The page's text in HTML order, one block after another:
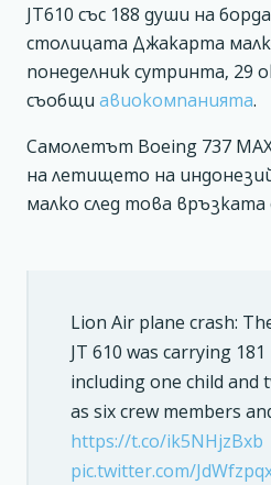
JT610 със 188 души на
столицата Джакарта
понеделник сутринта, 29
съобщи авиокомпанията.
Самолетът Boeing 737
на летището на
малко след това връзката
Lion Air plane crash:
JT 610 was carrying
including one child and
as six crew members
https://t.co/ik5NHjzBxb
pic.twitter.com/